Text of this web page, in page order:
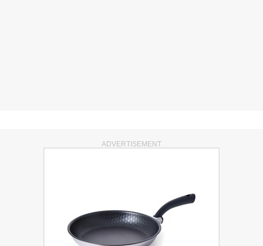
ADVERTISEMENT